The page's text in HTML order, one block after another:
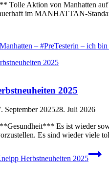
Tolle Aktion von Manhatten auf
im MANHATTAN-
– #PreTesterin – ich
2025
September 202528. Juli 2026
Es ist wieder
Es sind wieder viele
Herbstneuheiten 2025